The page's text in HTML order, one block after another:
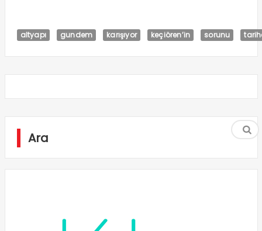
altyapı gundem karışıyor keçiören’in sorunu
Ara